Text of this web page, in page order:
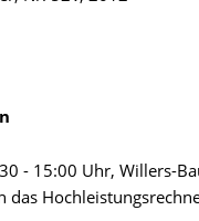
- 15:00 Uhr, Willers-
das